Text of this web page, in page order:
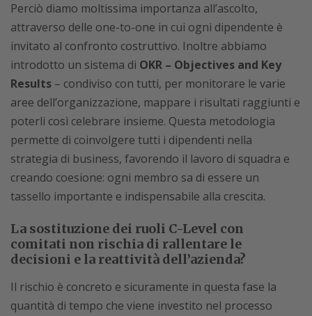
Perciò diamo moltissima importanza all’ascolto,
attraverso delle one-to-one in cui ogni dipendente è
invitato al confronto costruttivo. Inoltre abbiamo
introdotto un sistema di OKR – Objectives and Key
Results – condiviso con tutti, per monitorare le varie
aree dell’organizzazione, mappare i risultati raggiunti e
poterli così celebrare insieme. Questa metodologia
permette di coinvolgere tutti i dipendenti nella
strategia di business, favorendo il lavoro di squadra e
creando coesione: ogni membro sa di essere un
tassello importante e indispensabile alla crescita.
La sostituzione dei ruoli C-Level con
comitati non rischia di rallentare le
decisioni e la reattività dell’azienda?
Il rischio è concreto e sicuramente in questa fase la
quantità di tempo che viene investito nel processo